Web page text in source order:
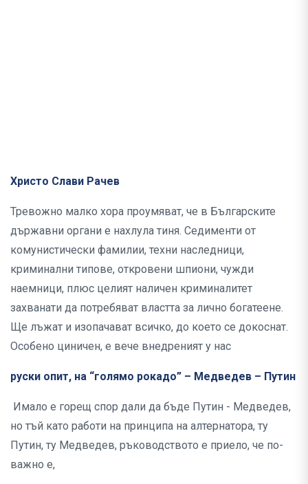
Христо Слави Рачев
Тревожно малко хора проумяват, че в Българските
държавни органи е нахлула тиня. Седименти от
комунистически фамилии, техни наследници,
криминални типове, откровени шпиони, чужди
наемници, плюс целият наличен криминалитет
захванати да потребяват властта за лично богатеене.
Ще лъжат и изопачават всичко, до което се докоснат.
Особено циничен, е вече внедреният у нас
руски опит, на “голямо рокадо” – Медведев – Путин
Имало е горещ спор дали да бъде Путин - Медведев,
но тъй като работи на принципа на алтернатора, ту
Путин, ту Медведев, ръководството е приело, че по-
важно е,